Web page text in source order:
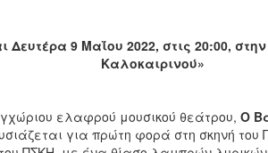
Δευτέρα 9 Μαΐου 2022, στις 20:00,
Καλοκαιρινού»
ελαφρού μουσικού θεάτρου, Ο
για πρώτη φορά στη σκηνή του